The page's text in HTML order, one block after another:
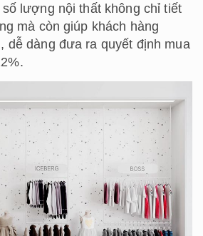
lượng nội thất không chỉ tiết
mà còn giúp khách hàng
dễ dàng đưa ra quyết định mua